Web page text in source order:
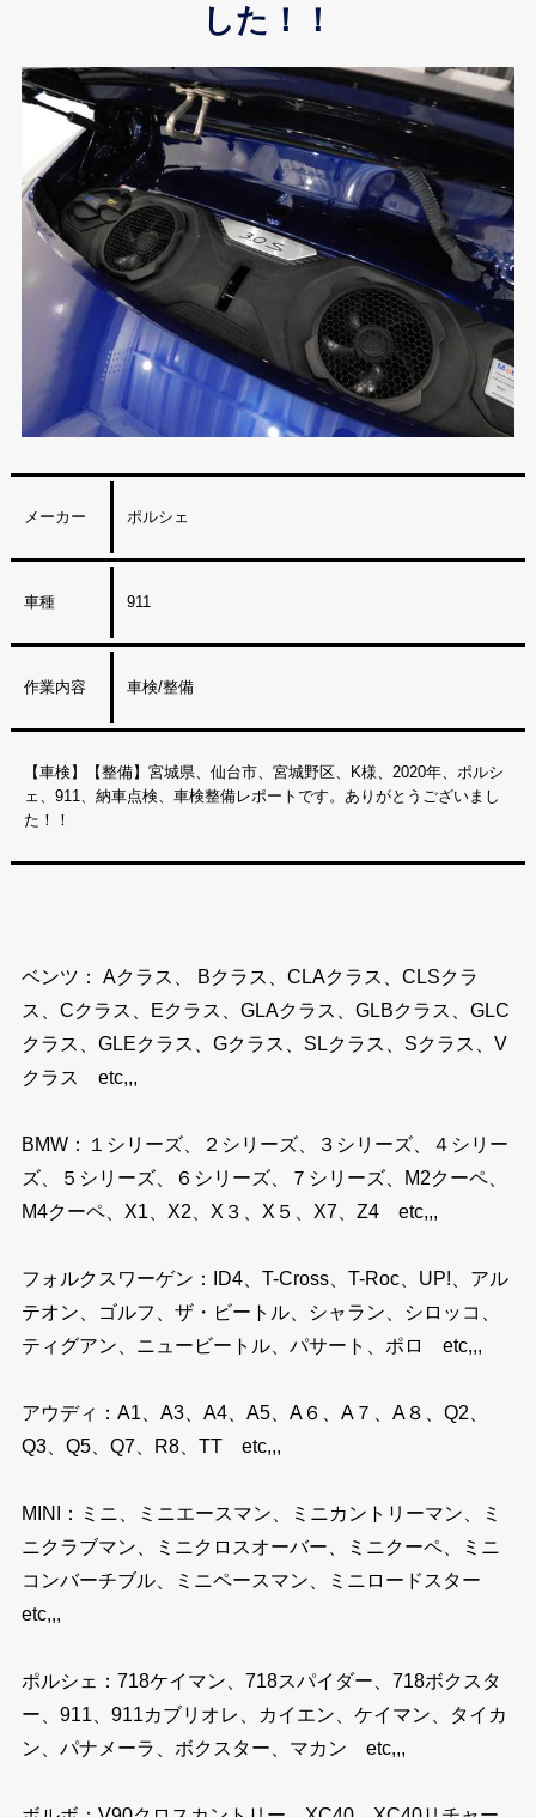
した！！
メーカー ポルシェ
車種 911
作業内容 車検/整備
【車検】【整備】宮城県、仙台市、宮城野区、K様、2020年、ポルシ
ェ、911、納車点検、車検整備レポートです。ありがとうございまし
た！！
ベンツ： Aクラス、 Bクラス、CLAクラス、CLSクラ
ス、Cクラス、Eクラス、GLAクラス、GLBクラス、GLC
クラス、GLEクラス、Gクラス、SLクラス、Sクラス、V
クラス etc,,,
BMW：１シリーズ、２シリーズ、３シリーズ、４シリー
ズ、５シリーズ、６シリーズ、７シリーズ、M2クーペ、
M4クーペ、X1、X2、X３、X５、X7、Z4 etc,,,
フォルクスワーゲン：ID4、T-Cross、T-Roc、UP!、アル
テオン、ゴルフ、ザ・ビートル、シャラン、シロッコ、
ティグアン、ニュービートル、パサート、ポロ etc,,,
アウディ：A1、A3、A4、A5、A６、A７、A８、Q2、
Q3、Q5、Q7、R8、TT etc,,,
MINI：ミニ、ミニエースマン、ミニカントリーマン、ミ
ニクラブマン、ミニクロスオーバー、ミニクーペ、ミニ
コンバーチブル、ミニペースマン、ミニロードスター
etc,,,
ポルシェ：718ケイマン、718スパイダー、718ボクスタ
ー、911、911カブリオレ、カイエン、ケイマン、タイカ
ン、パナメーラ、ボクスター、マカン etc,,,